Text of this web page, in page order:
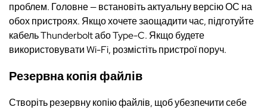
проблем. Головне — встановіть актуальну версію ОС на
обох пристроях. Якщо хочете заощадити час, підготуйте
кабель Thunderbolt або Type-C. Якщо будете
використовувати Wi-Fi, розмістіть пристрої поруч.
Резервна копія файлів
Створіть резервну копію файлів, щоб убезпечити себе